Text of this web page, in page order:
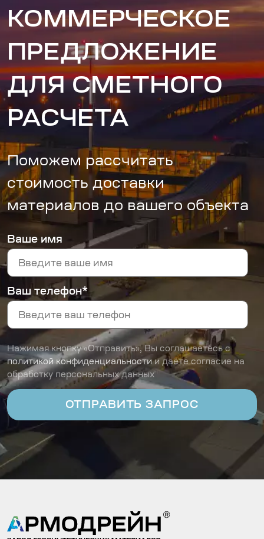
КОММЕРЧЕСКОЕ
ПРЕДЛОЖЕНИЕ
ДЛЯ СМЕТНОГО
РАСЧЕТА
Поможем рассчитать
стоимость доставки
материалов до вашего объекта
Ваше имя
Ваш телефон*
Нажимая кнопку «Отправить», Вы соглашаетесь с
политикой конфиденциальностии даёте согласие на
обработку персональных данных